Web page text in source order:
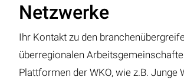
Netzwerke
Ihr Kontakt zu den
überregionalen
Plattformen der WKO, wie z.B. Junge